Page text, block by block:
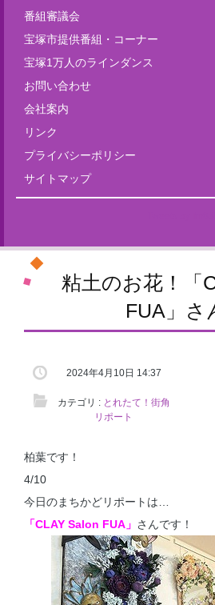
番組審議会
宝塚市提供番組・コーナー
宝塚1万人のラインダンス
お問い合わせ
会社案内
リンク
プライバシーポリシー
サイトマップ
粘土のお花！「
FUA」さ
2024年4月10日 14:37
カテゴリ : とれたて！街角
リポート
柏葉です！
4/10
今日のまちかどリポートは…
「CLAY Salon FUA」 さんです！